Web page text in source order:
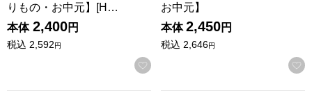
りもの・お中元】[H…
本体 2,400円
税込 2,592円
お気に入りに登録する
お中元】
本体 2,450円
税込 2,646円